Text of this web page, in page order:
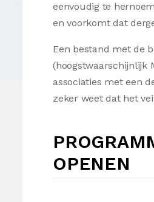
eenvoudig te
en voorkomt dat
Een bestand met de
(hoogstwaarschijnlijk
associaties met een
zeker weet dat het
OPENEN